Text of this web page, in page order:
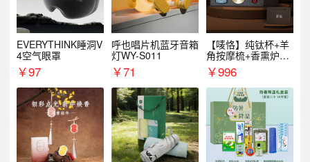
EVERYTHINK睡洞V
4空气眼罩
￥97
呼也唱片机蓝牙音箱
灯WY-S011
￥71
【唛恪】纯钛杯+羊
角按摩梳+香熏炉
+气垫梳
￥996